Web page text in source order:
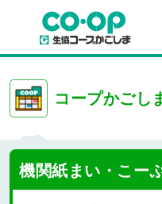
コープかごし
機関紙まい・こー